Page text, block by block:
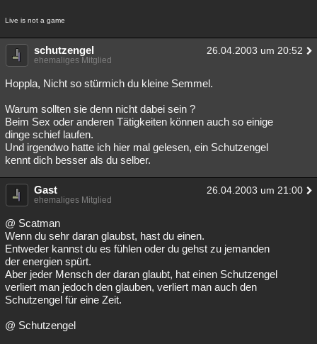
Live is not a game
schutzengel 26.04.2003 um 20:52
ehemaliges Mitglied
Hoppla, Nicht so stürmich du kleine Semmel.
Warum sollten sie denn nicht dabei sein ?
Beim Sex oder anderen Tätigkeiten können auch so einige
dinge schief laufen.
Und irgendwo hatte ich hier mal gelesen, ein Schutzengel
kennt dich besser als du selber.
Gast 26.04.2003 um 21:00
ehemaliges Mitglied
@ Scatman
Wenn du sehr daran glaubst, hast du einen.
Entweder kannst du es fühlen oder du gehst zu jemanden
der energien spürt.
Aber jeder Mensch der daran glaubt, hat einen Schutzengel
verliert man jedoch den glauben, verliert man auch den
Schutzengel für eine Zeit.
@ Schutzengel